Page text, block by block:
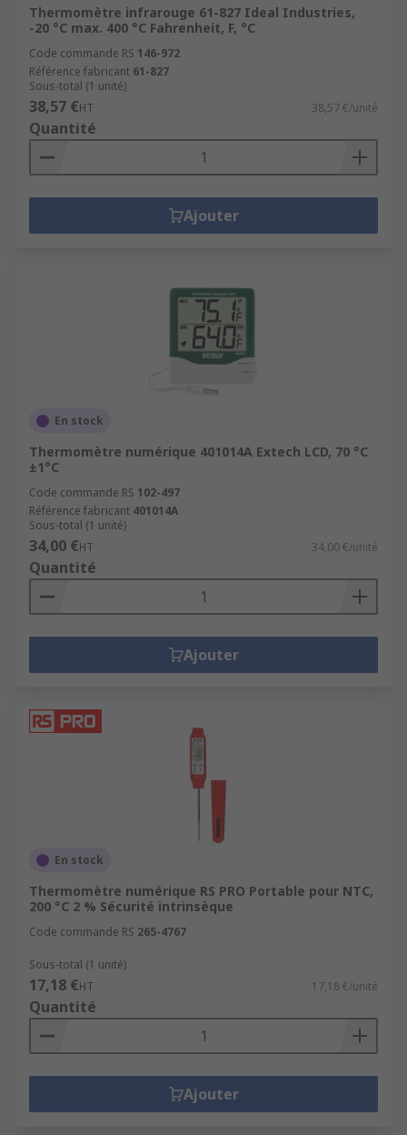
Thermomètre infrarouge 61-827 Ideal Industries,
-20 °C max. 400 °C Fahrenheit, F, °C
Code commande RS 146-972
Référence fabricant 61-827
Sous-total (1 unité)
38,57 €HT 38,57 €/unité
Quantité
Ajouter
En stock
Thermomètre numérique 401014A Extech LCD, 70 °C
±1°C
Code commande RS 102-497
Référence fabricant 401014A
Sous-total (1 unité)
34,00 €HT 34,00 €/unité
Quantité
Ajouter
En stock
Thermomètre numérique RS PRO Portable pour NTC,
200 °C 2 % Sécurité intrinsèque
Code commande RS 265-4767
Sous-total (1 unité)
17,18 €HT 17,18 €/unité
Quantité
Ajouter